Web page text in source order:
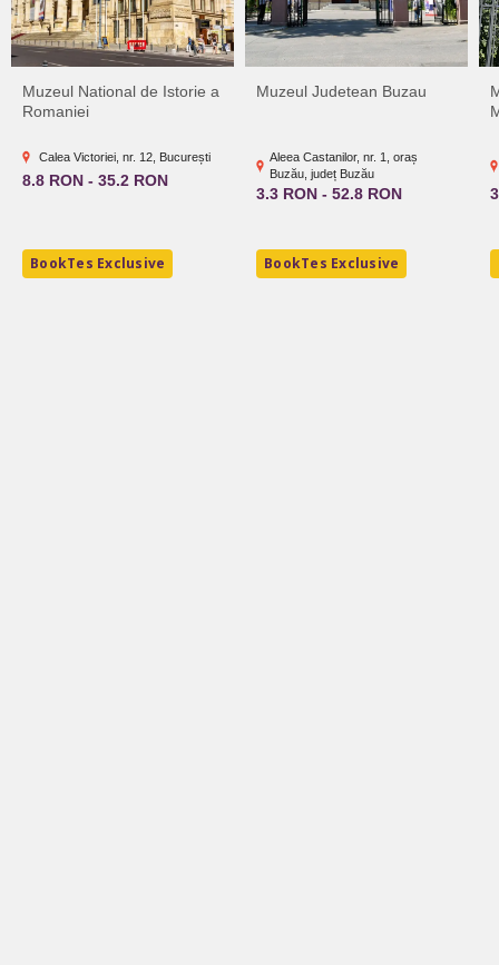
Muzeul National de Istorie a
Romaniei
Calea Victoriei, nr. 12, București
8.8 RON - 35.2 RON
BookTes Exclusive
Muzeul Judetean Buzau
Aleea Castanilor, nr. 1, oraș
Buzău, județ Buzău
3.3 RON - 52.8 RON
BookTes Exclusive